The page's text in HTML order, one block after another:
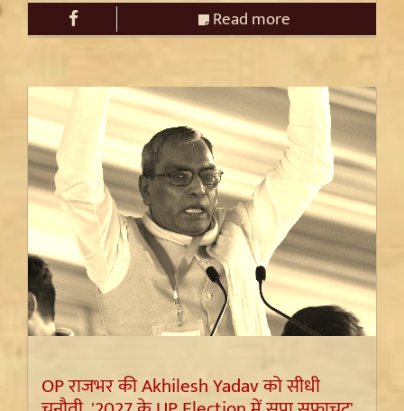
Read more
OP राजभर की Akhilesh Yadav को सीधी